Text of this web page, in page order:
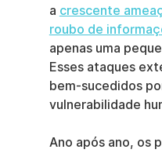
a crescente
roubo de
apenas uma
Esses ataques
bem-sucedidos
vulnerabilidade
Ano após ano, os